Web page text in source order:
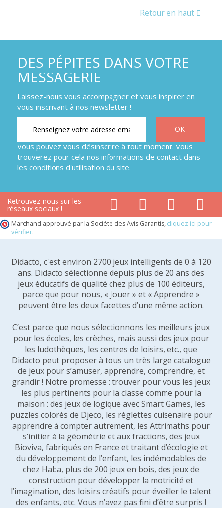
Retour en haut
DES PÉPITES DANS VOTRE
MESSAGERIE
Laissez-nous vous accompagner et vous inspirer en
vous inscrivant à nos newsletter !
Vous pouvez vous désinscrire à tout moment. Vous
trouverez pour cela nos informations de contact dans
les conditions d'utilisation du site.
Retrouvez-nous sur les
réseaux sociaux !
Marchand approuvé par la Société des Avis Garantis, cliquez ici pour
vérifier.
Didacto, c'est environ 2700 jeux intelligents de 0 à 120
ans. Didacto sélectionne depuis plus de 20 ans des
jeux éducatifs de qualité chez plus de 100 éditeurs,
parce que pour nous, « Jouer » et « Apprendre »
peuvent être les deux facettes d’une même action.
C’est parce que nous sélectionnons les meilleurs jeux
pour les écoles, les crèches, mais aussi des jeux pour
les ludothèques, les centres de loisirs, etc., que
Didacto peut proposer à tous un très large catalogue
de jeux pour s’amuser, apprendre, comprendre, et
grandir ! Notre promesse : trouver pour vous les jeux
les plus pertinents pour la classe comme pour la
maison : des jeux de logique avec Smart Games, les
puzzles colorés de Djeco, les réglettes cuisenaire pour
apprendre à compter autrement, les Attrimaths pour
s’initier à la géométrie et aux fractions, des jeux
Bioviva, fabriqués en France et traitant d’écologie et
du développement de l’enfant, les indémodables de
chez Haba, plus de 200 jeux en bois, des jeux de
construction pour développer la motricité et
l’imagination, des loisirs créatifs pour éveiller le talent
des enfants, etc. Vous n’avez pas fini d’être surpris !